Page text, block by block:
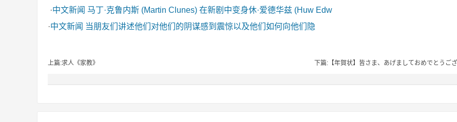
·中文新闻 马丁·克鲁内斯 (Martin Clunes) 在新剧中变身休·爱德华兹 (Huw Edw
·中文新闻 当朋友们讲述他们对他们的阴谋感到震惊以及他们如何向他们隐
上篇:求人《家教》 下篇:【年賀状】皆さま、あげましておめでとうござ